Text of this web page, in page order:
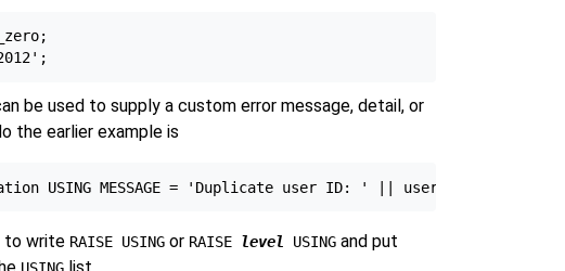
be used to supply a custom error message, detail, or
the earlier example is
to write RAISE USINGor RAISE level USINGand put